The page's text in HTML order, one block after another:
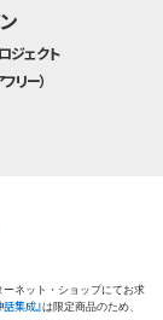
ジェクト
リー）
ネット・ショップにてお求
話集成』は限定商品のため、